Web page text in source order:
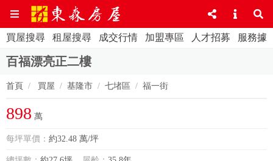
買屋搜尋 租屋搜尋 成交行情 加盟專區 人才招募 服務據
百福漂亮正二樓
首頁 買屋 基隆市 七堵區 福一街
898 萬
每坪單價： 約32.48 萬/坪